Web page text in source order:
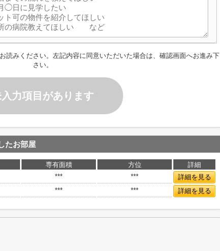
読みください。左記内容に同意いただいた場合は、確認画面へお進み下
さい。
入力項目があります
たお部屋
専有面積 方位
詳細
*** ***
詳細を見る
*** *** 詳細を見る